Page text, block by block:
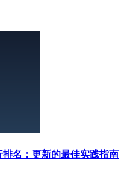
排名：更新的最佳实践指南